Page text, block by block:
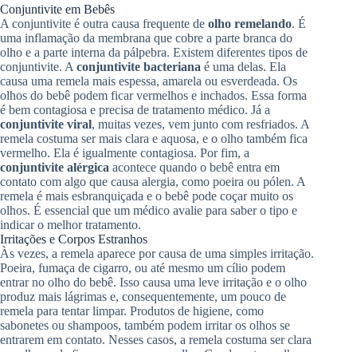
Conjuntivite em Bebês
A conjuntivite é outra causa frequente de olho remelando. É
uma inflamação da membrana que cobre a parte branca do
olho e a parte interna da pálpebra. Existem diferentes tipos de
conjuntivite. A conjuntivite bacteriana é uma delas. Ela
causa uma remela mais espessa, amarela ou esverdeada. Os
olhos do bebê podem ficar vermelhos e inchados. Essa forma
é bem contagiosa e precisa de tratamento médico. Já a
conjuntivite viral, muitas vezes, vem junto com resfriados. A
remela costuma ser mais clara e aquosa, e o olho também fica
vermelho. Ela é igualmente contagiosa. Por fim, a
conjuntivite alérgica acontece quando o bebê entra em
contato com algo que causa alergia, como poeira ou pólen. A
remela é mais esbranquiçada e o bebê pode coçar muito os
olhos. É essencial que um médico avalie para saber o tipo e
indicar o melhor tratamento.
Irritações e Corpos Estranhos
Às vezes, a remela aparece por causa de uma simples irritação.
Poeira, fumaça de cigarro, ou até mesmo um cílio podem
entrar no olho do bebê. Isso causa uma leve irritação e o olho
produz mais lágrimas e, consequentemente, um pouco de
remela para tentar limpar. Produtos de higiene, como
sabonetes ou shampoos, também podem irritar os olhos se
entrarem em contato. Nesses casos, a remela costuma ser clara